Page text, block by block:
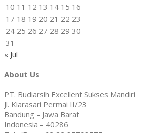
10 11 12 13 14 15 16
17 18 19 20 21 22 23
24 25 26 27 28 29 30
31
« Jul
About Us
PT. Budiarsih Excellent Sukses Mandiri
Jl. Kiarasari Permai II/23
Bandung – Jawa Barat
Indonesia – 40286